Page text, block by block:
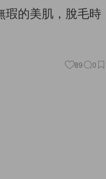
瑕的美肌，脫毛時
89 0